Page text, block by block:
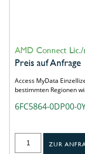
AMD Connect Lic./
Preis auf Anfrage
Access MyData
bestimmten Regionen
6FC5864-0DP00-
ZUR